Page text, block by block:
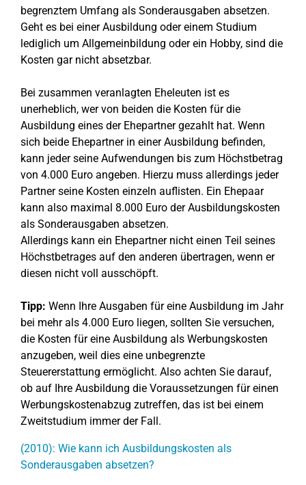
begrenztem Umfang als Sonderausgaben absetzen.
Geht es bei einer Ausbildung oder einem Studium
lediglich um Allgemeinbildung oder ein Hobby, sind die
Kosten gar nicht absetzbar.
Bei zusammen veranlagten Eheleuten ist es
unerheblich, wer von beiden die Kosten für die
Ausbildung eines der Ehepartner gezahlt hat. Wenn
sich beide Ehepartner in einer Ausbildung befinden,
kann jeder seine Aufwendungen bis zum Höchstbetrag
von 4.000 Euro angeben. Hierzu muss allerdings jeder
Partner seine Kosten einzeln auflisten. Ein Ehepaar
kann also maximal 8.000 Euro der Ausbildungskosten
als Sonderausgaben absetzen.
Allerdings kann ein Ehepartner nicht einen Teil seines
Höchstbetrages auf den anderen übertragen, wenn er
diesen nicht voll ausschöpft.
Tipp: Wenn Ihre Ausgaben für eine Ausbildung im Jahr
bei mehr als 4.000 Euro liegen, sollten Sie versuchen,
die Kosten für eine Ausbildung als Werbungskosten
anzugeben, weil dies eine unbegrenzte
Steuererstattung ermöglicht. Also achten Sie darauf,
ob auf Ihre Ausbildung die Voraussetzungen für einen
Werbungskostenabzug zutreffen, das ist bei einem
Zweitstudium immer der Fall.
(2010): Wie kann ich Ausbildungskosten als
Sonderausgaben absetzen?